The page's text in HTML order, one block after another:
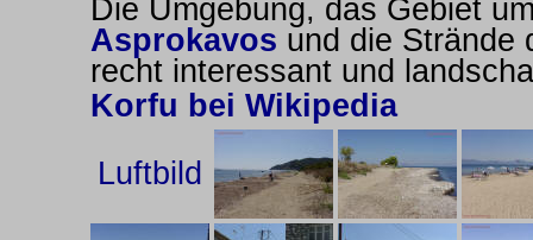
Die Umgebung, das Gebiet
Asprokavos und die Strände
recht interessant und
Korfu bei Wikipedia
Luftbild